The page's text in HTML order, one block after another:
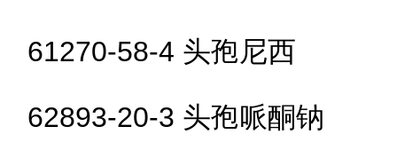
61270-58-4 头孢尼西
62893-20-3 头孢哌酮钠